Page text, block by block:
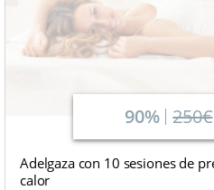
90% 250€
Adelgaza con 10 sesiones de
calor